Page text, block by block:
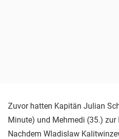
Zuvor hatten Kapitän Julian
Minute) und Mehmedi (35.)
Nachdem Wladislaw